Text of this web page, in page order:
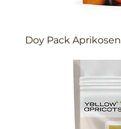
Doy Pack Aprikosen